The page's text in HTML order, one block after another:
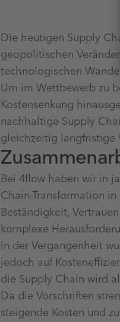
Die heutigen Supply
geopolitischen
technologischen
Um im Wettbewerb zu
Kostensenkung
nachhaltige Supply
gleichzeitig langfristige
Bei 4flow haben wir in
Chain-Transformation
Beständigkeit,
komplexe
In der Vergangenheit
jedoch auf
die Supply Chain wird
Da die Vorschriften
steigende Kosten und